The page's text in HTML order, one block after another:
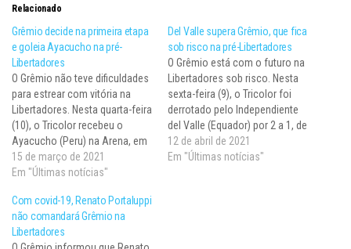
Relacionado
Grêmio decide na primeira etapa
e goleia Ayacucho na pré-
Libertadores
O Grêmio não teve dificuldades
para estrear com vitória na
Libertadores. Nesta quarta-feira
(10), o Tricolor recebeu o
Ayacucho (Peru) na Arena, em
Porto Alegre, e goleou por 6 a
1, no jogo de ida do duelo pela
competição. Os gaúchos têm a
vantagem de poderem…
15 de março de 2021
Em "Últimas notícias"
Del Valle supera Grêmio, que fica
sob risco na pré-Libertadores
O Grêmio está com o futuro na
Libertadores sob risco. Nesta
sexta-feira (9), o Tricolor foi
derrotado pelo Independiente
del Valle (Equador) por 2 a 1, de
virada, no Defensores del
Chaco, em Assunção
12 de abril de 2021
Em "Últimas notícias"
Com covid-19, Renato Portaluppi
não comandará Grêmio na
Libertadores